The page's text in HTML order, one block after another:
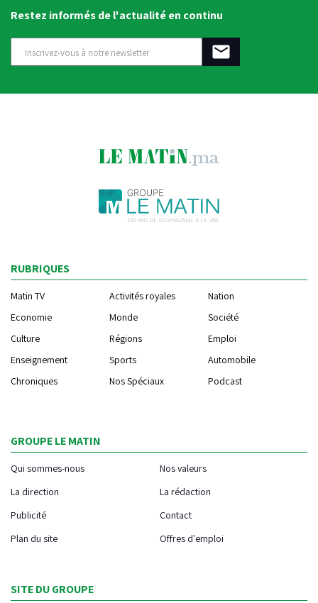
Restez informés de l'actualité en continu
RUBRIQUES
Matin TV Activités royales
Nation
Economie
Monde
Société
Culture
Régions
Emploi
Enseignement
Sports
Automobile
Chroniques
Nos Spéciaux Podcast
GROUPE LE MATIN
Qui sommes-nous
Nos valeurs
La direction
La rédaction
Publicité
Contact
Plan du site
Offres d'emploi
SITE DU GROUPE